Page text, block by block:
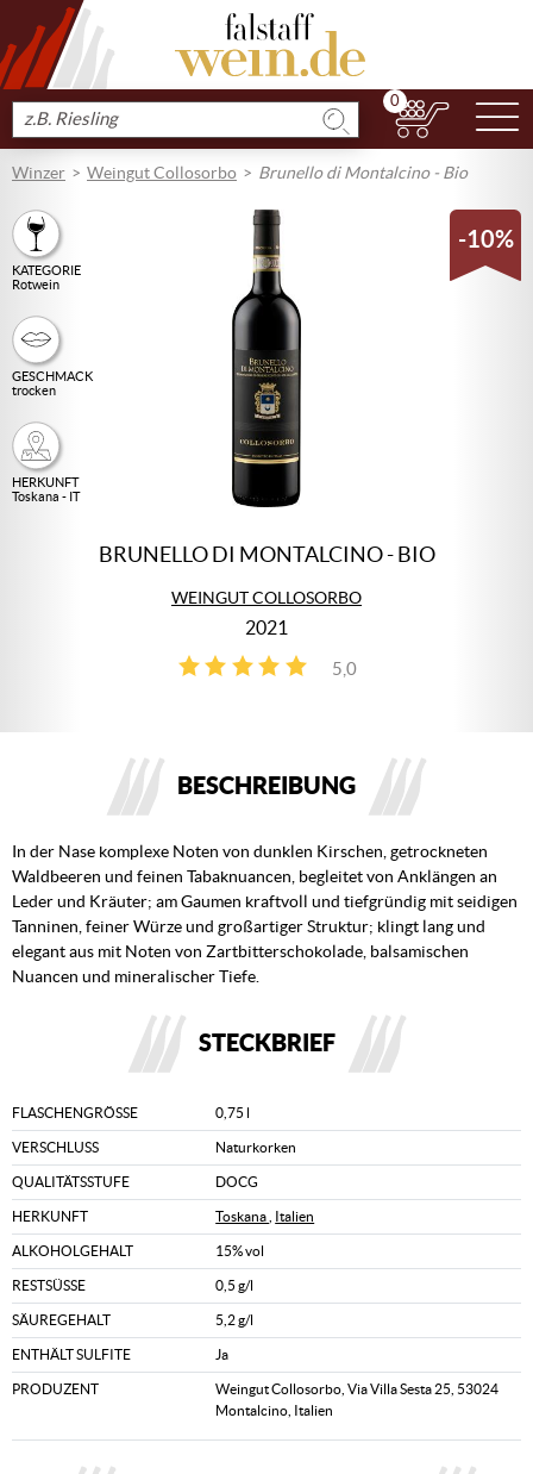
Produkt
suchen
0
Winzer Weingut Collosorbo Brunello di Montalcino - Bio
-10%
KATEGORIE
Rotwein
GESCHMACK
trocken
HERKUNFT
Toskana - IT
BRUNELLO DI MONTALCINO - BIO
WEINGUT COLLOSORBO
2021
5,0
1
BESCHREIBUNG
In der Nase komplexe Noten von dunklen Kirschen, getrockneten
Waldbeeren und feinen Tabaknuancen, begleitet von Anklängen an
Leder und Kräuter; am Gaumen kraftvoll und tiefgründig mit seidigen
Tanninen, feiner Würze und großartiger Struktur; klingt lang und
elegant aus mit Noten von Zartbitterschokolade, balsamischen
Nuancen und mineralischer Tiefe.
STECKBRIEF
FLASCHENGRÖSSE 0,75 l
VERSCHLUSS Naturkorken
QUALITÄTSSTUFE DOCG
HERKUNFT Toskana Italien
ALKOHOLGEHALT 15% vol
RESTSÜSSE 0,5 g/l
SÄUREGEHALT 5,2 g/l
ENTHÄLT SULFITE Ja
PRODUZENT
Weingut Collosorbo, Via Villa Sesta 25, 53024
Montalcino, Italien